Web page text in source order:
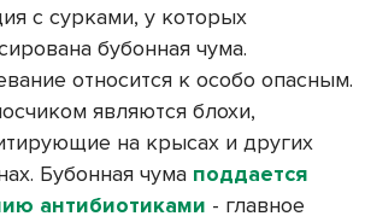
с сурками, у которых
бубонная чума.
относится к особо опасным.
являются блохи,
на крысах и других
Бубонная чума поддается
антибиотиками - главное